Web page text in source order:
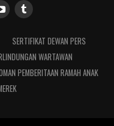
SERTIFIKAT DEWAN PERS
WARTAWAN
PEMBERITAAN RAMAH ANAK